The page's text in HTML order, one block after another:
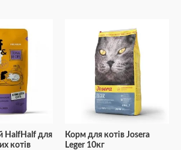
HalfHalf для
котів
Корм для котів Josera
Leger 10кг